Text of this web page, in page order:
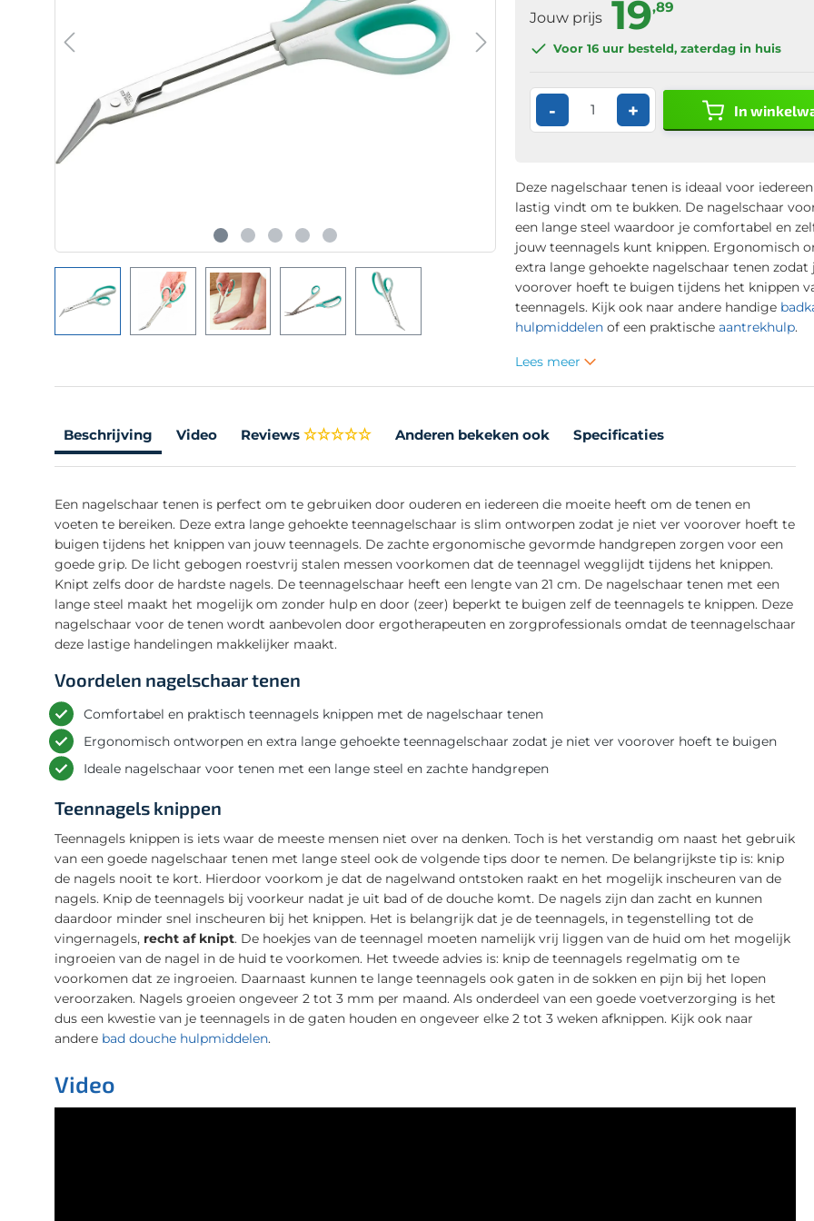
Jouw prijs 19,89
Voor 16 uurbesteld, zaterdag in huis
- + In
Deze nagelschaar tenen is ideaal voor
lastig vindt om te bukken. De nagelschaar
een lange steel waardoor je comfortabel en
jouw teennagels kunt knippen. Ergonomisch
extra lange gehoekte nagelschaar tenen zodat
voorover hoeft te buigen tijdens het knippen
teennagels. Kijk ook naar andere handige
hulpmiddelenof een praktische aantrekhulp.
Lees meer
Beschrijving Video Reviews Anderen bekeken ook Specificaties
Een nagelschaar tenen is perfect om te gebruiken door ouderen en iedereen die moeite heeft om de tenen en
voeten te bereiken. Deze extra lange gehoekte teennagelschaar is slim ontworpen zodat je niet ver voorover hoeft te
buigen tijdens het knippen van jouw teennagels. De zachte ergonomische gevormde handgrepen zorgen voor een
goede grip. De licht gebogen roestvrij stalen messen voorkomen dat de teennagel wegglijdt tijdens het knippen.
Knipt zelfs door de hardste nagels. De teennagelschaar heeft een lengte van 21 cm. De nagelschaar tenen met een
lange steel maakt het mogelijk om zonder hulp en door (zeer) beperkt te buigen zelf de teennagels te knippen. Deze
nagelschaar voor de tenen wordt aanbevolen door ergotherapeuten en zorgprofessionals omdat de teennagelschaar
deze lastige handelingen makkelijker maakt.
Voordelen nagelschaar tenen
Comfortabel en praktisch teennagels knippen met de nagelschaar tenen
Ergonomisch ontworpen en extra lange gehoekte teennagelschaar zodat je niet ver voorover hoeft te buigen
Ideale nagelschaar voor tenen met een lange steel en zachte handgrepen
Teennagels knippen
Teennagels knippen is iets waar de meeste mensen niet over na denken. Toch is het verstandig om naast het gebruik
van een goede nagelschaar tenen met lange steel ook de volgende tips door te nemen. De belangrijkste tip is: knip
de nagels nooit te kort. Hierdoor voorkom je dat de nagelwand ontstoken raakt en het mogelijk inscheuren van de
nagels. Knip de teennagels bij voorkeur nadat je uit bad of de douche komt. De nagels zijn dan zacht en kunnen
daardoor minder snel inscheuren bij het knippen. Het is belangrijk dat je de teennagels, in tegenstelling tot de
vingernagels, recht af knipt. De hoekjes van de teennagel moeten namelijk vrij liggen van de huid om het mogelijk
ingroeien van de nagel in de huid te voorkomen. Het tweede advies is: knip de teennagels regelmatig om te
voorkomen dat ze ingroeien. Daarnaast kunnen te lange teennagels ook gaten in de sokken en pijn bij het lopen
veroorzaken. Nagels groeien ongeveer 2 tot 3 mm per maand. Als onderdeel van een goede voetverzorging is het
dus een kwestie van je teennagels in de gaten houden en ongeveer elke 2 tot 3 weken afknippen. Kijk ook naar
andere bad douche hulpmiddelen.
Video